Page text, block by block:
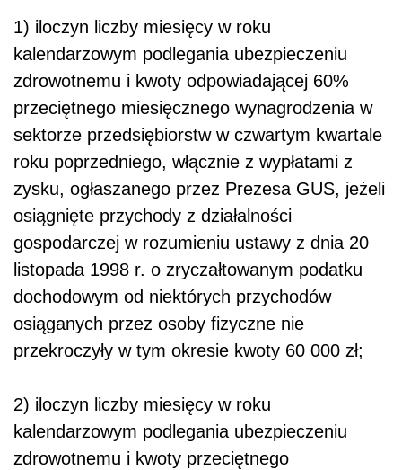
1) iloczyn liczby miesięcy w roku
kalendarzowym podlegania ubezpieczeniu
zdrowotnemu i kwoty odpowiadającej 60%
przeciętnego miesięcznego wynagrodzenia w
sektorze przedsiębiorstw w czwartym kwartale
roku poprzedniego, włącznie z wypłatami z
zysku, ogłaszanego przez Prezesa GUS, jeżeli
osiągnięte przychody z działalności
gospodarczej w rozumieniu ustawy z dnia 20
listopada 1998 r. o zryczałtowanym podatku
dochodowym od niektórych przychodów
osiąganych przez osoby fizyczne nie
przekroczyły w tym okresie kwoty 60 000 zł;
2) iloczyn liczby miesięcy w roku
kalendarzowym podlegania ubezpieczeniu
zdrowotnemu i kwoty przeciętnego